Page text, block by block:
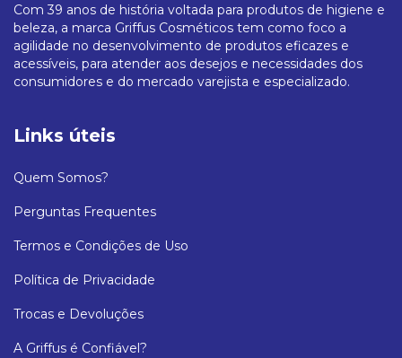
Com 39 anos de história voltada para produtos de higiene e
beleza, a marca Griffus Cosméticos tem como foco a
agilidade no desenvolvimento de produtos eficazes e
acessíveis, para atender aos desejos e necessidades dos
consumidores e do mercado varejista e especializado.
Links úteis
Quem Somos?
Perguntas Frequentes
Termos e Condições de Uso
Política de Privacidade
Trocas e Devoluções
A Griffus é Confiável?